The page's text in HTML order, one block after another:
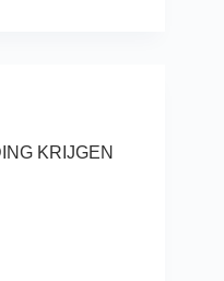
KRIJGEN